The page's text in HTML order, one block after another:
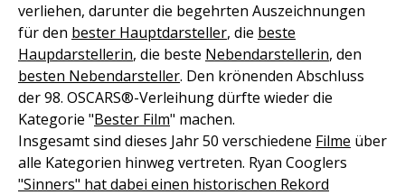
verliehen, darunter die begehrten Auszeichnungen
für den bester Hauptdarsteller, die beste
Haupdarstellerin, die beste Nebendarstellerin, den
besten Nebendarsteller. Den krönenden Abschluss
der 98. OSCARS®-Verleihung dürfte wieder die
Kategorie "Bester Film" machen.
Insgesamt sind dieses Jahr 50 verschiedene Filme über
alle Kategorien hinweg vertreten. Ryan Cooglers
"Sinners" hat dabei einen historischen Rekord